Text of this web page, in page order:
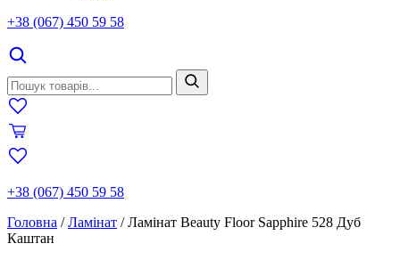
+38 (067) 450 59 58
+38 (067) 450 59 58
Головна /Ламінат /Ламінат Beauty Floor Sapphire 528 Дуб
Каштан